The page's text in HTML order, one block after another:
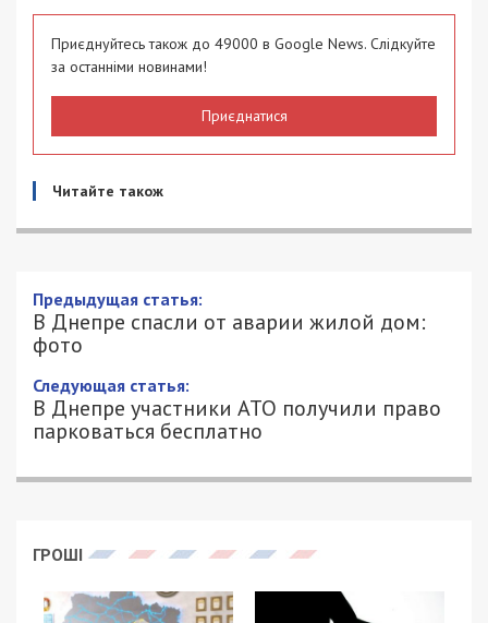
Приєднуйтесь також до 49000 в Google News. Слідкуйте
за останніми новинами!
Приєднатися
Читайте також
Предыдущая статья:
В Днепре спасли от аварии жилой дом:
фото
Следующая статья:
В Днепре участники АТО получили право
парковаться бесплатно
ГРОШІ